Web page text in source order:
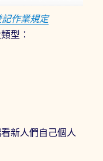
作業規定
型：
新人們自己個人